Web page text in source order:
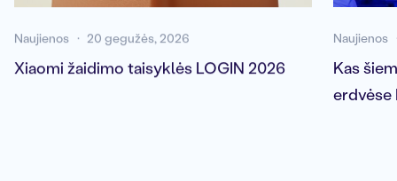
Naujienos 20 gegužės, 2026
Xiaomi žaidimo taisyklės LOGIN 2026
Naujienos
Kas
erdvėse